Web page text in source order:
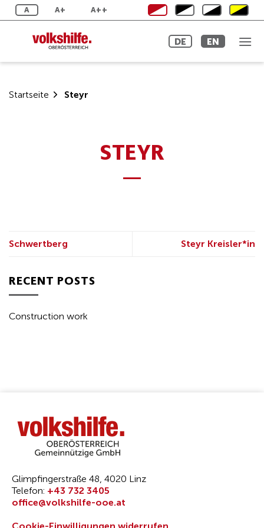
Skip
to
A A+ A++
DE EN
Startseite Steyr
STEYR
Schwertberg Steyr Kreisler*in
RECENT POSTS
Construction work
Glimpfingerstraße 48, 4020 Linz
Telefon: +43 732 3405
office@volkshilfe-ooe.at
Cookie-Einwilligungen widerrufen